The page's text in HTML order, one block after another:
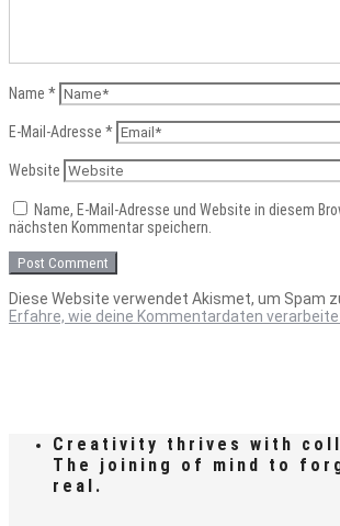
Name *
E-Mail-Adresse *
Website
Name, E-Mail-Adresse und Website in diesem
nächsten Kommentar speichern.
Diese Website verwendet Akismet, um Spam
Erfahre, wie deine Kommentardaten
Creativity thrives with
The joining of mind to
real.